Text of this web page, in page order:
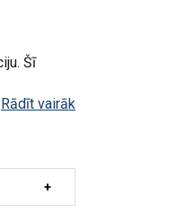
Šī
Rādīt vairāk